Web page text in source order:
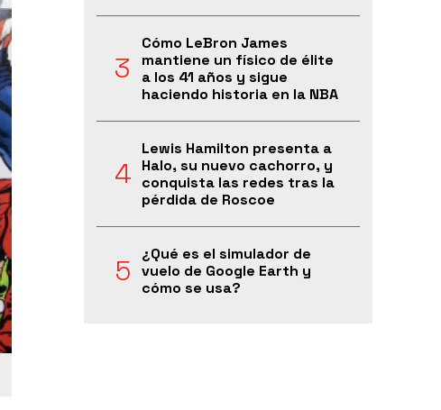
Cómo LeBron James
mantiene un físico de élite
a los 41 años y sigue
haciendo historia en la NBA
Lewis Hamilton presenta a
Halo, su nuevo cachorro, y
conquista las redes tras la
pérdida de Roscoe
¿Qué es el simulador de
vuelo de Google Earth y
cómo se usa?